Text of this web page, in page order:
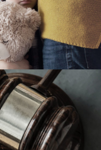
Its Wings